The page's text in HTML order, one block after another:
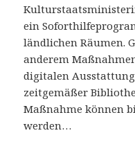
ein
ländlichen Räumen.
anderem
digitalen
zeitgemäßer
Maßnahme können
werden…